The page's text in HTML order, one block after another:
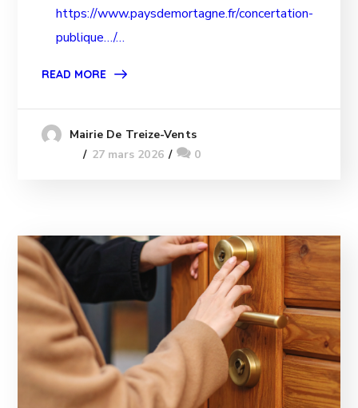
https://www.paysdemortagne.fr/concertation-
publique…/…
READ MORE
Mairie De Treize-Vents
27 mars 2026
0